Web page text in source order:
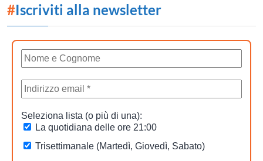
#Iscriviti alla newsletter